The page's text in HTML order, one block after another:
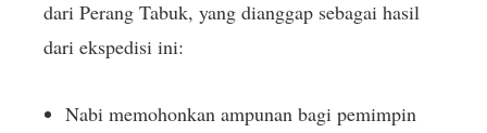
dari Perang Tabuk, yang dianggap sebagai hasil
dari ekspedisi ini:
Nabi memohonkan ampunan bagi pemimpin